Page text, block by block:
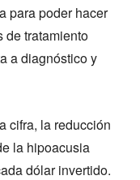
para poder hacer
de tratamiento
a diagnóstico y
cifra, la reducción
la hipoacusia
dólar invertido.